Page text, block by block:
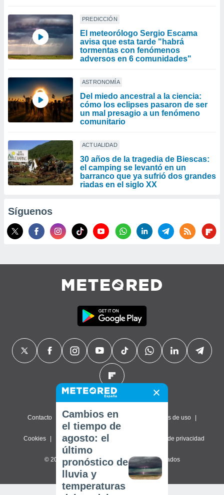
PREDICCIÓN
El meteorólogo Sergio Escama
avisa que esta tarde "habrá
tormentas con fenómenos
adversos en 6 comunidades"
ASTRONOMÍA
Del miedo ancestral a la ciencia:
cómo los eclipses pasaron de ser
un mal presagio a un fenómeno
comunitario
ACTUALIDAD
30 años de la tragedia de Biescas:
el camping se levantó en un
barranco que ya sufrió dos grandes
riadas en el siglo XX
Síguenos
Contacto Sobre nosotros Términos de uso
Cookies Política de privacidad Configuración de privacidad
© 2026 Meteored. Todos los derechos reservados
Cambios en
el tiempo de
agosto: el
último
pronóstico de
lluvia y
temperaturas